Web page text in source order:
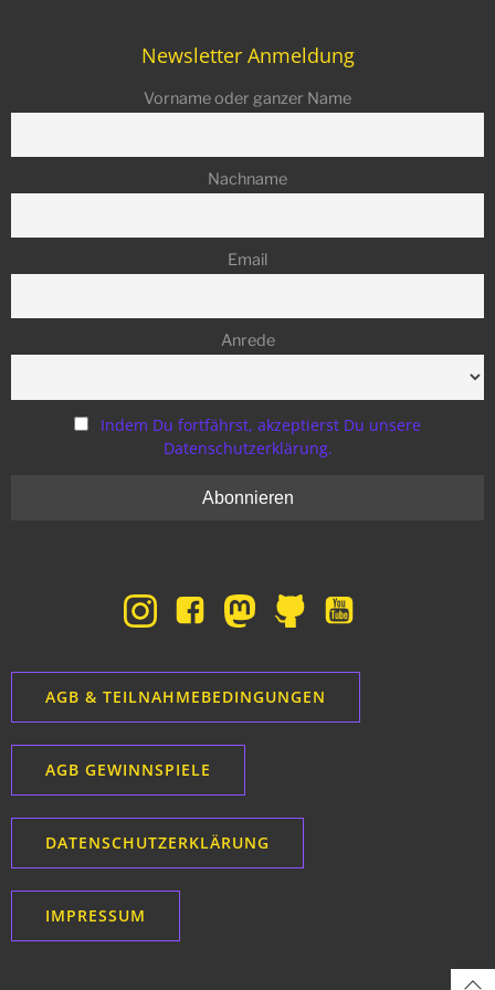
Newsletter Anmeldung
Vorname oder ganzer Name
Nachname
Email
Anrede
Indem Du fortfährst, akzeptierst Du unsere
Datenschutzerklärung.
AGB & TEILNAHMEBEDINGUNGEN
AGB GEWINNSPIELE
DATENSCHUTZERKLÄRUNG
IMPRESSUM